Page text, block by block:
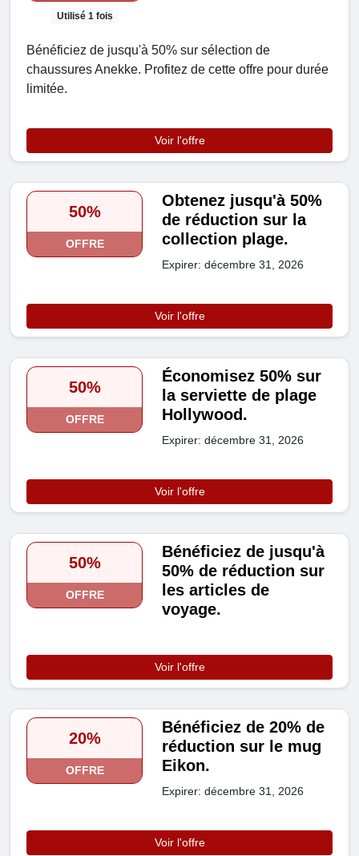
Utilisé 1 fois
Bénéficiez de jusqu'à 50% sur sélection de
chaussures Anekke. Profitez de cette offre pour durée
limitée.
Voir l'offre
50%
OFFRE
Obtenez jusqu'à 50%
de réduction sur la
collection plage.
Expirer: décembre 31, 2026
Voir l'offre
50%
OFFRE
Économisez 50% sur
la serviette de plage
Hollywood.
Expirer: décembre 31, 2026
Voir l'offre
50%
OFFRE
Bénéficiez de jusqu'à
50% de réduction sur
les articles de
voyage.
Voir l'offre
20%
OFFRE
Bénéficiez de 20% de
réduction sur le mug
Eikon.
Expirer: décembre 31, 2026
Voir l'offre